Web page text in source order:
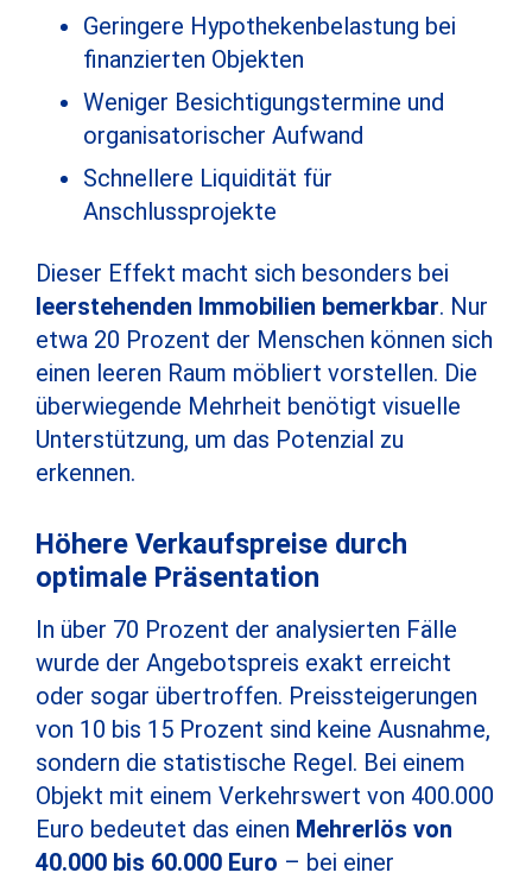
Geringere Hypothekenbelastung bei
finanzierten Objekten
Weniger Besichtigungstermine und
organisatorischer Aufwand
Schnellere Liquidität für
Anschlussprojekte
Dieser Effekt macht sich besonders bei
leerstehenden Immobilien bemerkbar. Nur
etwa 20 Prozent der Menschen können sich
einen leeren Raum möbliert vorstellen. Die
überwiegende Mehrheit benötigt visuelle
Unterstützung, um das Potenzial zu
erkennen.
Höhere Verkaufspreise durch
optimale Präsentation
In über 70 Prozent der analysierten Fälle
wurde der Angebotspreis exakt erreicht
oder sogar übertroffen. Preissteigerungen
von 10 bis 15 Prozent sind keine Ausnahme,
sondern die statistische Regel. Bei einem
Objekt mit einem Verkehrswert von 400.000
Euro bedeutet das einen Mehrerlös von
40.000 bis 60.000 Euro – bei einer